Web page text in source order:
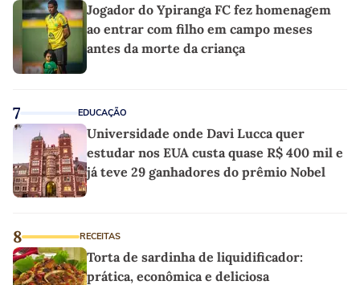
Jogador do Ypiranga FC fez homenagem
ao entrar com filho em campo meses
antes da morte da criança
7 EDUCAÇÃO
Universidade onde Davi Lucca quer
estudar nos EUA custa quase R$ 400 mil e
já teve 29 ganhadores do prêmio Nobel
8 RECEITAS
Torta de sardinha de liquidificador:
prática, econômica e deliciosa